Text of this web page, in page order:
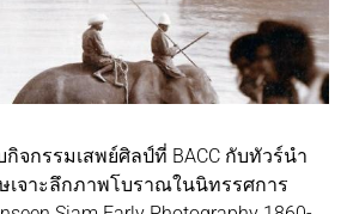
จกรรมเสพย์ศิลป์ที่ BACC กับทัวร์นำ
เจาะลึกภาพโบราณในนิทรรศการ